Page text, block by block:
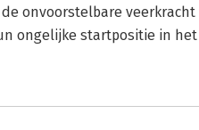
onvoorstelbare
ongelijke startpositie in het